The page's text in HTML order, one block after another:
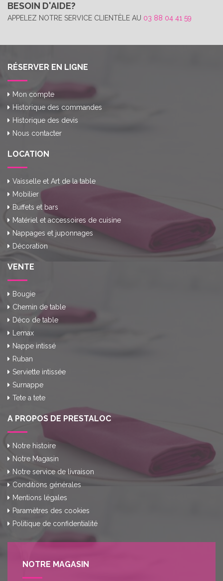
BESOIN D'AIDE?
APPELEZ NOTRE SERVICE CLIENTÈLE AU 03 88 04 41 59
RÉSERVER EN LIGNE
Mon compte
Historique des commandes
Historique des devis
Nous contacter
LOCATION
Vaisselle et Art de la table
Mobilier
Buffets et bars
Matériel et accessoires de cuisine
Nappages et juponnages
Décoration
VENTE
Bougie
Chemin de table
Déco de table
Lemax
Nappe intissé
Ruban
Serviette intissée
Surnappe
Tete a tete
A PROPOS DE PRESTALOC
Notre histoire
Notre Magasin
Notre service de livraison
Conditions générales
Mentions légales
Paramètres des cookies
Politique de confidentialité
NOTRE MAGASIN